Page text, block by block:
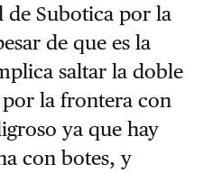
de Subotica por la
de que es la
saltar la doble
la frontera con
ya que hay
con botes, y